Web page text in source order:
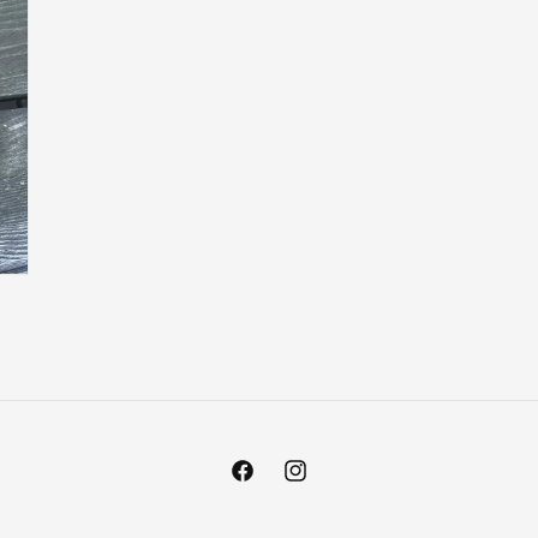
FacebookInstagram